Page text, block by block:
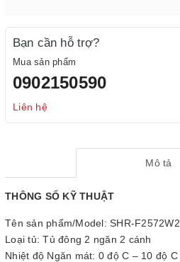
Bạn cần hỗ trợ?
Mua sản phẩm
0902150590
Liên hệ
Mô tả
THÔNG SỐ KỸ THUẬT
Tên sản phẩm/Model: SHR-F2572W2
Loại tủ: Tủ đông 2 ngăn 2 cánh
Nhiệt độ Ngăn mát: 0 độ C – 10 độ C